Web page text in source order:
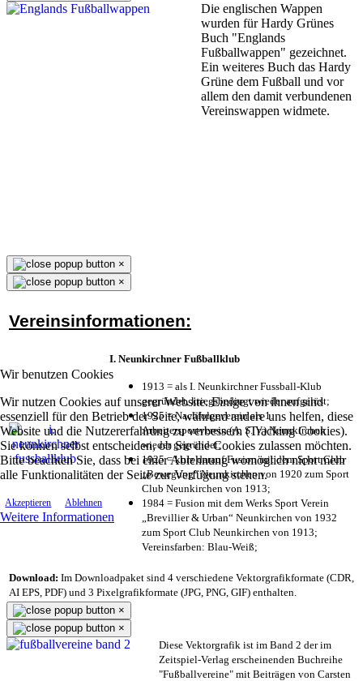
Wir benutzen Cookies
Wir nutzen Cookies auf unserer Website. Einige von ihnen sind
essenziell für den Betrieb der Seite, während andere uns helfen, diese
Website und die Nutzererfahrung zu verbessern (Tracking Cookies).
Sie können selbst entscheiden, ob Sie die Cookies zulassen möchten.
Bitte beachten Sie, dass bei einer Ablehnung womöglich nicht mehr
alle Funktionalitäten der Seite zur Verfügung stehen.
Akzeptieren Ablehnen
Weitere Informationen
Die englischen Wappen
wurden für Hardy Grünes
Buch "Englands
Fußballwappen" gezeichnet.
Ein weiteres Buch das Hardy
Grüne dem Fußball und vor
allem den damit verbundenen
Vereinswappen widmete.
×
×
Vereinsinformationen:
I. Neunkirchner Fußballklub
1913 = als I. Neunkirchner Fussball-Klub
gegründet, kriegsbedingt wieder aufgelöst;
1925 = Nachfolgeverein als 1.
Arbeitersportverein (A. S. V.) Neunkirchen
wieder gegründet;
1925 = kurz darauf Fusion mit dem Sport Club
„Bewegung“ Neunkirchen von 1920 zum Sport
Club Neunkirchen von 1913;
1984 = Fusion mit dem Werks Sport Verein
„Brevillier & Urban“ Neunkirchen von 1932
zum Sport Club Neunkirchen von 1913;
Vereinsfarben: Blau-Weiß;
Download: Im Downloadpaket sind 4 verschiedene Vektorgrafikformate (CDR,
AI EPS, PDF) und 3 Pixelgrafikformate (JPG, PNG, GIF) enthalten.
×
×
Diese Vektorgrafik ist im Band 2 der im
Zeitspiel-Verlag erscheinenden Buchreihe
"Fußballvereine" mit Beiträgen von Carsten